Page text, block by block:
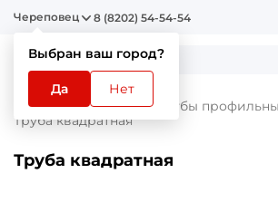
Череповец
Выбран ваш город?
Да Нет
8 (8202) 54-54-54
Главная Каталог
Трубы
Труба квадратная
Труба квадратная